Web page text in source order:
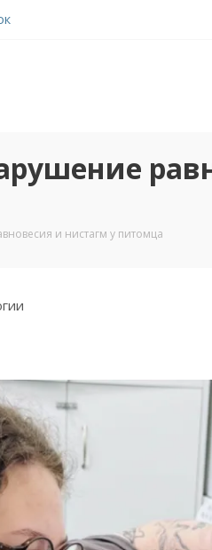
и нистагм у питомца